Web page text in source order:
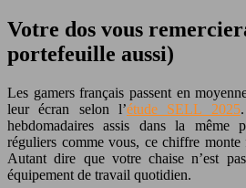
Votre dos vous
portefeuille aussi)
Les gamers français passent en
leur écran selon l’étude SELL 2025
hebdomadaires assis dans la même
réguliers comme vous, ce chiffre monte
Autant dire que votre chaise n’est
équipement de travail quotidien.